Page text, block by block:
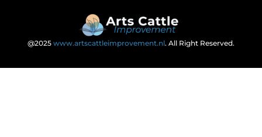
@2025 www.artscattleimprovement.nl. All Right Reserved.